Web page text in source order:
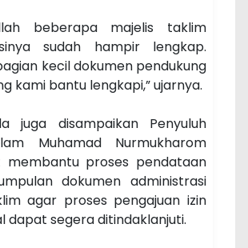
beberapa majelis taklim
sudah hampir lengkap.
kecil dokumen pendukung
kami bantu lengkapi,” ujarnya.
juga disampaikan Penyuluh
Muhamad Nurmukharom
proses pendataan
dokumen administrasi
agar proses pengajuan izin
dapat segera ditindaklanjuti.